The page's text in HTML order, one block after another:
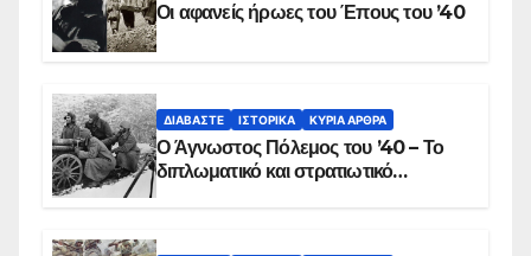
Οι αφανείς ήρωες του Έπους του ’40
ΔΙΑΒΆΣΤΕ ΙΣΤΟΡΙΚΆ ΚΥΡΙΑ ΑΡΘΡΑ
Ο Άγνωστος Πόλεμος του ’40 – Το
διπλωματικό και στρατιωτικό